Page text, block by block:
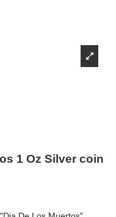
1 Oz Silver coin